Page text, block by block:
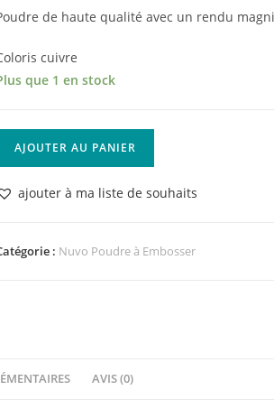
de haute qualité avec un rendu
cuivre
que 1 en stock
Nuvo
Poudre
AJOUTER AU PANIER
ajouter à ma liste de souhaits
: Nuvo Poudre à Embosser
AVIS (0)